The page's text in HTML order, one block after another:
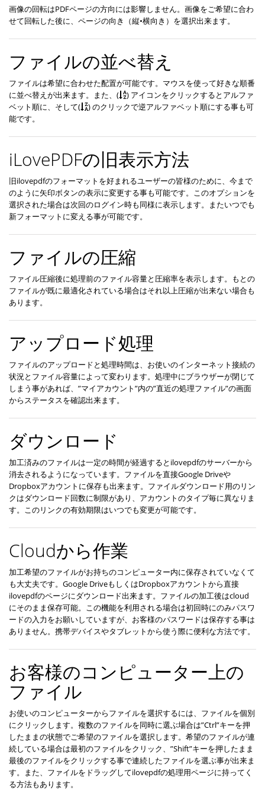
画像の回転はPDFページの方向には影響しません。画像をご希望に合わ
せて回転した後に、ページの向き（縦•横向き）を選択出来ます。
ファイルの並べ替え
ファイルは希望に合わせた配置が可能です。マウスを使って好きな順番
に並べ替えが出来ます。また、(
) アイコンをクリックするとアルファ
ベット順に、そして(
) のクリックで逆アルファベット順にする事も可
能です。
iLovePDFの旧表示方法
旧ilovepdfのフォーマットを好まれるユーザーの皆様のために、今まで
のように矢印ボタンの表示に変更する事も可能です。このオプションを
選択された場合は次回のログイン時も同様に表示します。またいつでも
新フォーマットに変える事が可能です。
ファイルの圧縮
ファイル圧縮後に処理前のファイル容量と圧縮率を表示します。もとの
ファイルが既に最適化されている場合はそれ以上圧縮が出来ない場合も
あります。
アップロード処理
ファイルのアップロードと処理時間は、お使いのインターネット接続の
状況とファイル容量によって変わります。処理中にブラウザーが閉じて
しまう事があれば、”マイアカウント”内の”直近の処理ファイル”の画面
からステータスを確認出来ます。
ダウンロード
加工済みのファイルは一定の時間が経過するとilovepdfのサーバーから
消去されるようになっています。ファイルを直接Google Driveや
Dropboxアカウントに保存も出来ます。ファイルダウンロード用のリン
クはダウンロード回数に制限があり、アカウントのタイプ毎に異なりま
す。このリンクの有効期限はいつでも変更が可能です。
Cloudから作業
加工希望のファイルがお持ちのコンピューター内に保存されていなくて
も大丈夫です。Google DriveもしくはDropboxアカウントから直接
ilovepdfのページにダウンロード出来ます。ファイルの加工後はcloud
にそのまま保存可能。この機能を利用される場合は初回時にのみパスワ
ードの入力をお願いしていますが、お客様のパスワードは保存する事は
ありません。携帯デバイスやタブレットから使う際に便利な方法です。
お客様のコンピューター上の
ファイル
お使いのコンピューターからファイルを選択するには、ファイルを個別
にクリックします。複数のファイルを同時に選ぶ場合は”Ctrl”キーを押
したままの状態でご希望のファイルを選択します。希望のファイルが連
続している場合は最初のファイルをクリック、”Shift”キーを押したまま
最後のファイルをクリックする事で連続したファイルを選ぶ事が出来ま
す。また、ファイルをドラッグしてilovepdfの処理用ページに持ってく
る方法もあります。